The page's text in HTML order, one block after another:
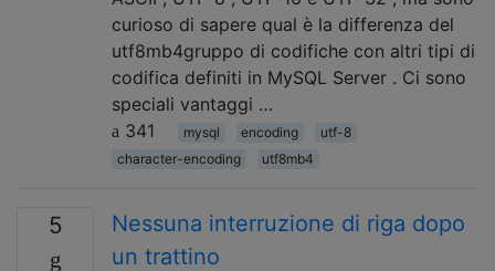
curioso di sapere qual è la differenza del
utf8mb4gruppo di codifiche con altri tipi di
codifica definiti in MySQL Server . Ci sono
speciali vantaggi …
341
mysql encoding
utf-8
character-encoding
utf8mb4
5
Nessuna interruzione di riga dopo
un trattino